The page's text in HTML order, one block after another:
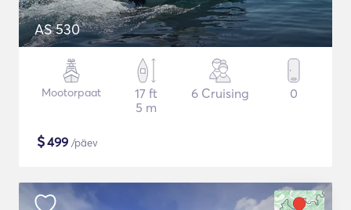
AS 530
Mootorpaat
17 ft
5 m
6 Cruising 0
$499 /päev